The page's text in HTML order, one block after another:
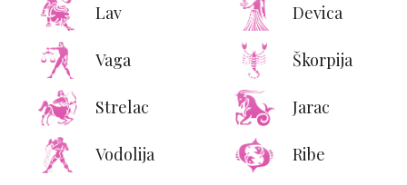
Lav Devica
Vaga Škorpija
Strelac Jarac
Vodolija Ribe